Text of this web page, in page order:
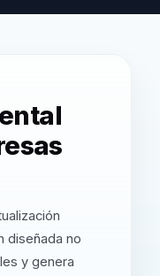
diseñada no
y genera